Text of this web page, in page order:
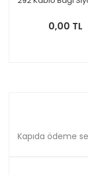
0,00 TL
Kapıda ödeme